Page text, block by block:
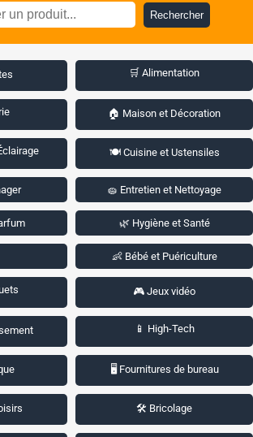
Rechercher
🛒 Alimentation
🏠 Maison et Décoration
🍽️ Cuisine et Ustensiles
🧽 Entretien et Nettoyage
🌿 Hygiène et Santé
👶 Bébé et Puériculture
🎮 Jeux vidéo
📱 High-Tech
🖥️ Fournitures de bureau
🛠️ Bricolage